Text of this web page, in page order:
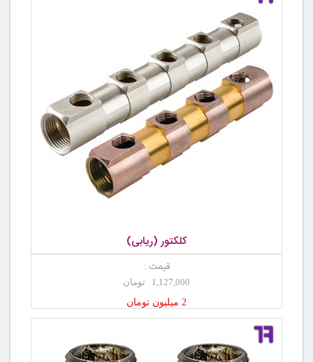
کلکتور (ریابی)
قیمت :
1,127,000 تومان
2 میلیون تومان